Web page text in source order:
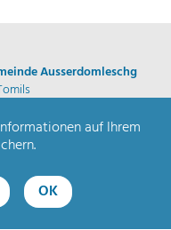
Ausserdomleschg
auf Ihrem
OK